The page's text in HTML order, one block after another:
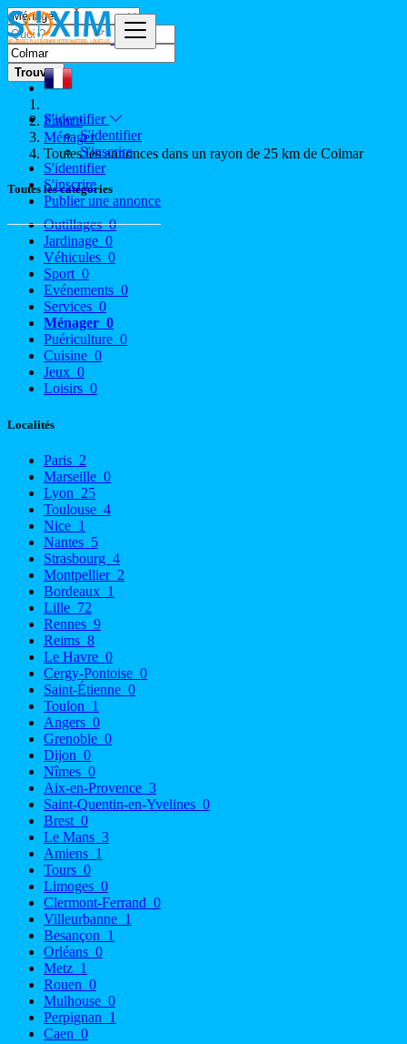
S'identifier
S'identifier
S'inscrire
S'identifier
S'inscrire
Publier une annonce
Trouver
France
Ménager
Toutes les annonces dans un rayon de 25 km de Colmar
Toutes les catégories
Outillages0
Jardinage 0
Véhicules 0
Sport 0
Evénements 0
Services 0
Ménager 0
Puériculture 0
Cuisine 0
Jeux 0
Loisirs 0
Localités
Paris 2
Marseille 0
Lyon 25
Toulouse 4
Nice 1
Nantes 5
Strasbourg 4
Montpellier 2
Bordeaux 1
Lille 72
Rennes 9
Reims 8
Le Havre 0
Cergy-Pontoise 0
Saint-Étienne 0
Toulon 1
Angers 0
Grenoble 0
Dijon 0
Nîmes 0
Aix-en-Provence 3
Saint-Quentin-en-Yvelines 0
Brest 0
Le Mans 3
Amiens 1
Tours 0
Limoges 0
Clermont-Ferrand 0
Villeurbanne 1
Besançon 1
Orléans 0
Metz 1
Rouen 0
Mulhouse 0
Perpignan 1
Caen 0